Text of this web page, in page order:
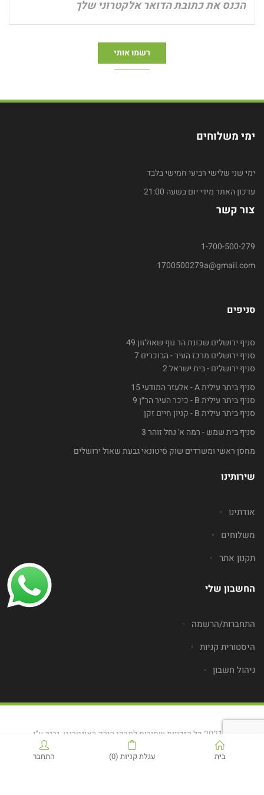
ימי משלוחים
ימי שני שלישי רביעי חמישי בלבד
עדכון האתר מידי יום בשעה 21:00
צור קשר
1-700-500-279
1700500279a@gmail.com
סניפים
סניף ירושלים שכונת הר נוף שאולזון 49
סניף ירושלים מרכז העיר - הבוכרים 7
סניף ירושלים - בית ישראל 2
סניף ביתר עילית A - אלעזר המודעי 15
סניף ביתר עילית B - כיכר העיר הר״ן 9
סניף ביתר עילית B - קניון חיים זקן
סניף בית שמש - רמה א' נחל זוהר 3
מחסן ראשי ומשרדים שוק סיטונאי גבעת שאול ירושלים
שירותינו
אודתינו
משלוחים
תקנון אתר
החשבון שלי
התחברות/הרשמה
היסטורית קניות
ניהול חשבון
Blashnikov.Pro
בית עגלת קניות (0) התחבר